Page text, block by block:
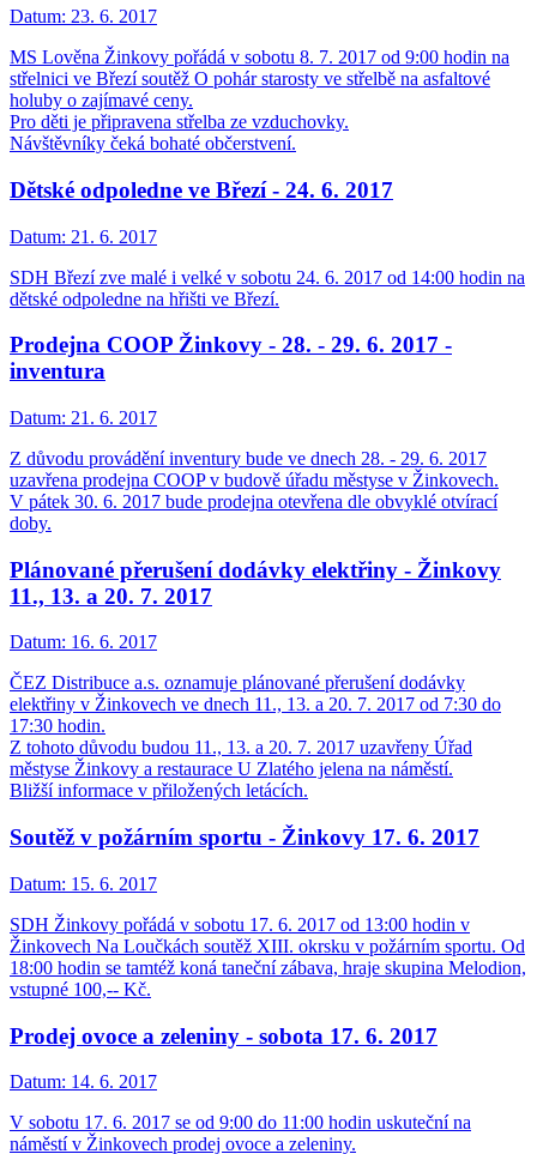
Datum: 23. 6. 2017
MS Lověna Žinkovy pořádá v sobotu 8. 7. 2017 od 9:00 hodin na
střelnici ve Březí soutěž O pohár starosty ve střelbě na asfaltové
holuby o zajímavé ceny.
Pro děti je připravena střelba ze vzduchovky.
Návštěvníky čeká bohaté občerstvení.
Dětské odpoledne ve Březí - 24. 6. 2017
Datum: 21. 6. 2017
SDH Březí zve malé i velké v sobotu 24. 6. 2017 od 14:00 hodin na
dětské odpoledne na hřišti ve Březí.
Prodejna COOP Žinkovy - 28. - 29. 6. 2017 -
inventura
Datum: 21. 6. 2017
Z důvodu provádění inventury bude ve dnech 28. - 29. 6. 2017
uzavřena prodejna COOP v budově úřadu městyse v Žinkovech.
V pátek 30. 6. 2017 bude prodejna otevřena dle obvyklé otvírací
doby.
Plánované přerušení dodávky elektřiny - Žinkovy
11., 13. a 20. 7. 2017
Datum: 16. 6. 2017
ČEZ Distribuce a.s. oznamuje plánované přerušení dodávky
elektřiny v Žinkovech ve dnech 11., 13. a 20. 7. 2017 od 7:30 do
17:30 hodin.
Z tohoto důvodu budou 11., 13. a 20. 7. 2017 uzavřeny Úřad
městyse Žinkovy a restaurace U Zlatého jelena na náměstí.
Bližší informace v přiložených letácích.
Soutěž v požárním sportu - Žinkovy 17. 6. 2017
Datum: 15. 6. 2017
SDH Žinkovy pořádá v sobotu 17. 6. 2017 od 13:00 hodin v
Žinkovech Na Loučkách soutěž XIII. okrsku v požárním sportu. Od
18:00 hodin se tamtéž koná taneční zábava, hraje skupina Melodion,
vstupné 100,-- Kč.
Prodej ovoce a zeleniny - sobota 17. 6. 2017
Datum: 14. 6. 2017
V sobotu 17. 6. 2017 se od 9:00 do 11:00 hodin uskuteční na
náměstí v Žinkovech prodej ovoce a zeleniny.